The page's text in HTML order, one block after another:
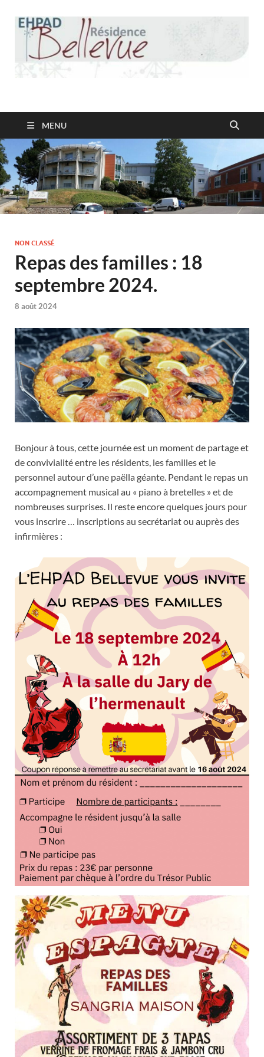
Résidence Bellevue
MENU
NON CLASSÉ
Repas des familles : 18
septembre 2024.
8 août 2024
Bonjour à tous, cette journée est un moment de partage et
de convivialité entre les résidents, les familles et le
personnel autour d’une paëlla géante. Pendant le repas un
accompagnement musical au « piano à bretelles » et de
nombreuses surprises. Il reste encore quelques jours pour
vous inscrire … inscriptions au secrétariat ou auprès des
infirmières :